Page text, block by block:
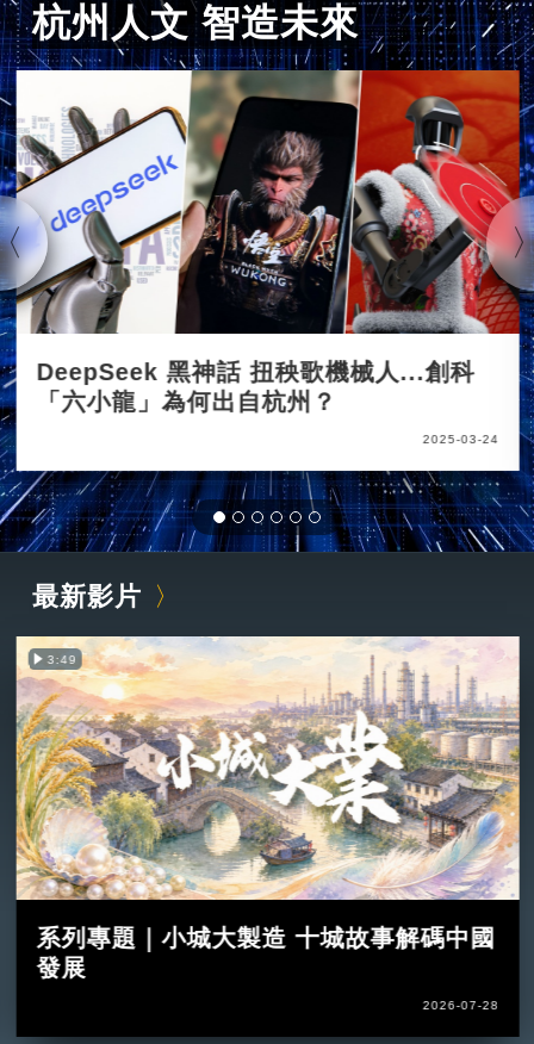
杭州人文 智造未來
DeepSeek 黑神話 扭秧歌機械人...創科
「六小龍」為何出自杭州？
2025-03-24
最新影片
3:49
系列專題｜小城大製造 十城故事解碼中國
發展
2026-07-28